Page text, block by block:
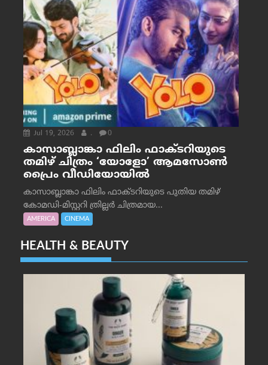
Jul 19, 2026 . 0
കാസാബ്ലാങ്കാ ഫിലിം ഫാക്ടറിയുടെ
തമിഴ് ചിത്രം ‘യോളോ’ ആമസോൺ
പ്രൈം വീഡിയോയിൽ
കാസാബ്ലാങ്കാ ഫിലിം ഫാക്ടറിയുടെ പുതിയ തമിഴ്
കോമഡി-മിസ്റ്ററി ത്രില്ലർ ചിത്രമായ...
AMERICA CINEMA
HEALTH & BEAUTY